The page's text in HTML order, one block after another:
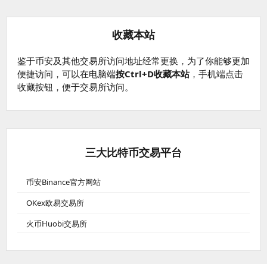
收藏本站
鉴于币安及其他交易所访问地址经常更换，为了你能够更加
便捷访问，可以在电脑端按Ctrl+D收藏本站，手机端点击
收藏按钮，便于交易所访问。
三大比特币交易平台
币安Binance官方网站
OKex欧易交易所
火币Huobi交易所